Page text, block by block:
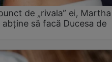
de „rivala” ei, Martha
să facă Ducesa de